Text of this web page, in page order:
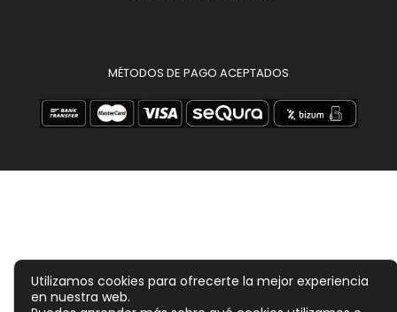
MÉTODOS DE PAGO ACEPTADOS
Utilizamos cookies para ofrecerte la mejor experiencia
en nuestra web.